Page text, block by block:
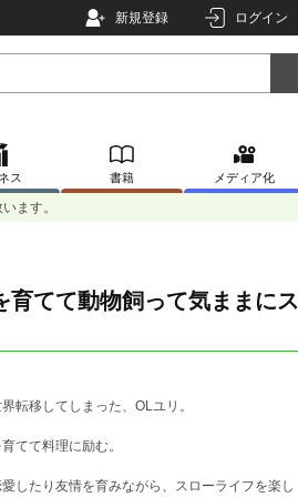
新規登録 ログイン
ス 書籍 メディア化
ます。
てて動物飼って気ままにス
移してしまった、OLユリ。
てて料理に励む。
したり友情を育みながら、スローライフを楽し